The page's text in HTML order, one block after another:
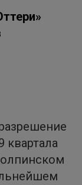
квартала